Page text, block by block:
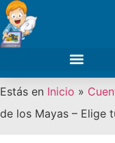
Estás en Inicio »
de los Mayas – Elige